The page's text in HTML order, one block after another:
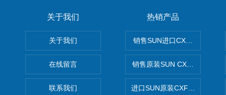
关于我们
关于我们
在线留言
联系我们
热销产品
销售SUN进口CXGDXCN插
销售原装SUN CXJAXCN全
进口SUN原装CXFAXCN导压